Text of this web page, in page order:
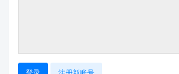
登录 注册新账号